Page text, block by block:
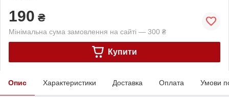
190 ₴
Мінімальна сума замовлення на сайті — 300 ₴
Купити
Опис Характеристики Доставка Оплата Умови